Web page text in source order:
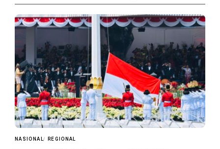
NASIONAL REGIONAL